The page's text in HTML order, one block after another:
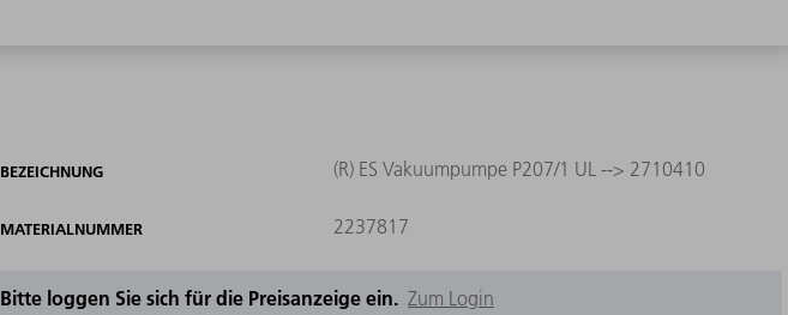
BEZEICHNUNG (R) ES Vakuumpumpe P207/1 UL --> 2710410
MATERIALNUMMER 2237817
Bitte loggen Sie sich für die Preisanzeige ein. Zum Login